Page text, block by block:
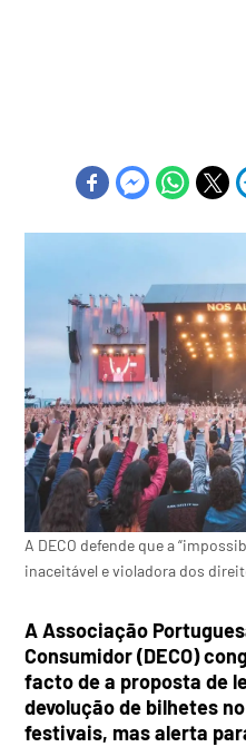
A DECO defende que a
inaceitável e violadora dos
A Associação
Consumidor (DECO)
facto de a proposta de
devolução de bilhetes
festivais, mas alerta